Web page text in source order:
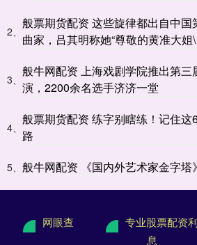
2、
般票期货配资 这些旋律都出自中
曲家，吕其明称她“尊敬的黄准大姐\
3、
般牛网配资 上海戏剧学院推出第三
演，2200余名选手济济一堂
4、
般票期货配资 练字别瞎练！记住
路
5、 般牛网配资 《国内外艺术家金字
网眼查
专业股票配资利
息